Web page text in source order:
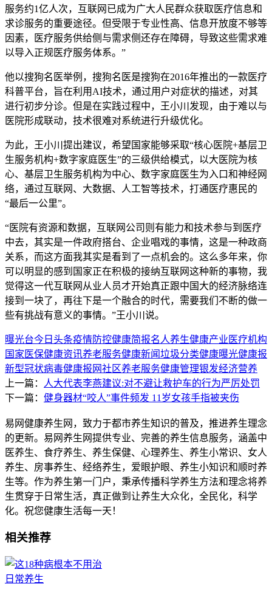
服务约1亿人次，互联网已成为广大人民群众获取医疗信息和
求诊服务的重要途径。但受限于专业性高、信息开放度不够等
因素，医疗服务供给侧与需求侧还存在障碍，导致这些需求难
以导入正规医疗服务体系。”
他以搜狗名医举例，搜狗名医是搜狗在2016年推出的一款医疗
科普平台，旨在利用AI技术，通过用户对症状的描述，对其
进行初步分诊。但是在实践过程中，王小川发现，由于难以与
医院形成联动，技术很难对系统进行升级优化。
为此，王小川提出建议，希望国家能够采取“核心医院+基层卫
生服务机构+数字家庭医生”的三级供给模式，以大医院为核
心、基层卫生服务机构为中心、数字家庭医生为入口和神经网
络，通过互联网、大数据、人工智等技术，打通医疗惠民的
“最后一公里”。
“医院有资源和数据，互联网公司则有能力和技术参与到医疗
中去，其实是一件政府搭台、企业唱戏的事情，这是一种政商
关系，而这方面我其实是看到了一点机会的。这么多年来，你
可以明显的感到国家正在积极的接纳互联网这种新的事物，我
觉得这一代互联网从业人员才开始真正跟中国大的经济脉络连
接到一块了，再往下是一个融合的时代，需要我们不断的做一
些有挑战有意义的事情。”王小川说。
曝光台今日头条疫情防控健康简报名人养生健康产业 医疗机构
国家医保健康资讯养老服务健康新闻垃圾分类健康曝光健康报
新型冠状病毒健康报网社区养老服务健康管理银发经济营养
上一篇：
人大代表李燕建议:对不避让救护车的行为严厉处罚
下一篇： 健身器材“咬人”事件频发 11岁女孩手指被夹伤
易网健康养生网，致力于都市养生知识的普及，推进养生理念
的更新。易网养生网提供专业、完善的养生信息服务，涵盖中
医养生、食疗养生、养生保健、心理养生、养生小常识、女人
养生、房事养生、经络养生，爱眼护眼、养生小知识和顺时养
生等。作为养生第一门户，秉承传播科学养生方法和理念将养
生贯穿于日常生活，真正做到让养生大众化，全民化，科学
化。祝您健康生活每一天！
相关推荐
日常养生